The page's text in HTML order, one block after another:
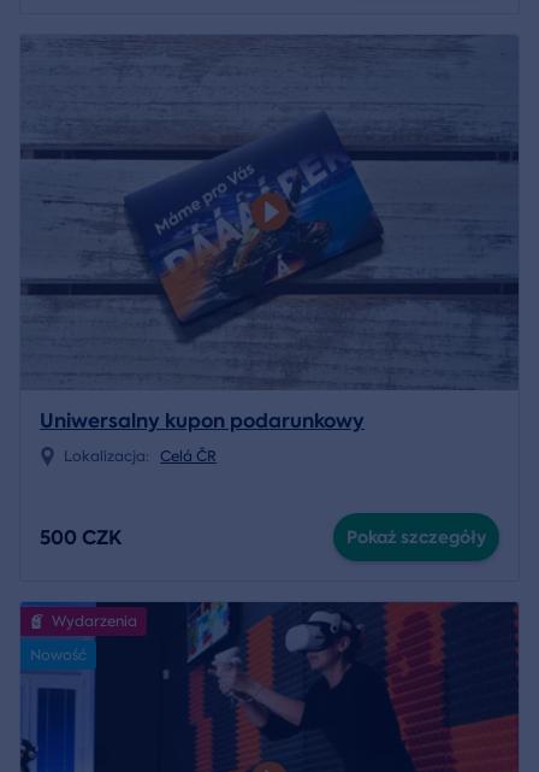
Uniwersalny kupon podarunkowy
Lokalizacja: Celá ČR
500 CZK Pokaż szczegóły
Wydarzenia
Nowość